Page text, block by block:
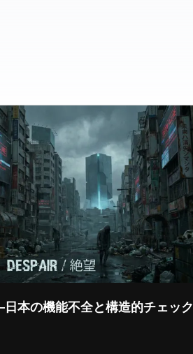
本OSの機能不全と構造的チェック